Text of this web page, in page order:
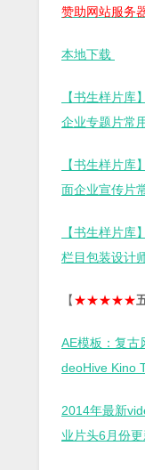
赞助网站服务
本地下载
【书生样片库
企业专题片常
【书生样片库
面企业宣传片
【书生样片
栏目包装设计
【★★★★★
AE模板：复古
deoHive Kino
2014年最新
业片头6月份